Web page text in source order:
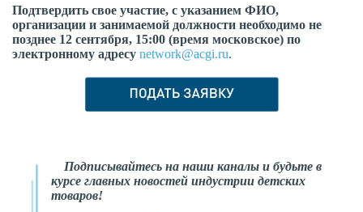
Подтвердить свое участие, с указанием ФИО,
организации и занимаемой должности необходимо не
позднее 12 сентября, 15:00 (время московское) по
электронному адресу network@acgi.ru.
Подписывайтесь на наши каналы и будьте в
курсе главных новостей индустрии детских
товаров!